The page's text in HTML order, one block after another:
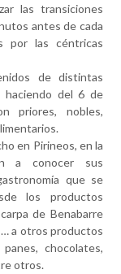
las transiciones
antes de cada
por las céntricas
de distintas
haciendo del 6 de
priores, nobles,
en Pirineos, en la
a conocer sus
que se
los productos
de Benabarre
a otros productos
chocolates,
otros.